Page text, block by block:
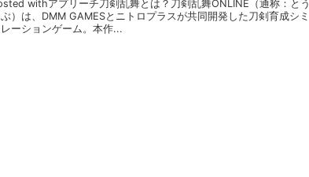
withアプリーチ刀剣乱舞とは？刀剣乱舞ONLINE（通称：とう
）は、DMM GAMESとニトロプラスが共同開発した刀剣育成シミ
ーションゲーム。本作...